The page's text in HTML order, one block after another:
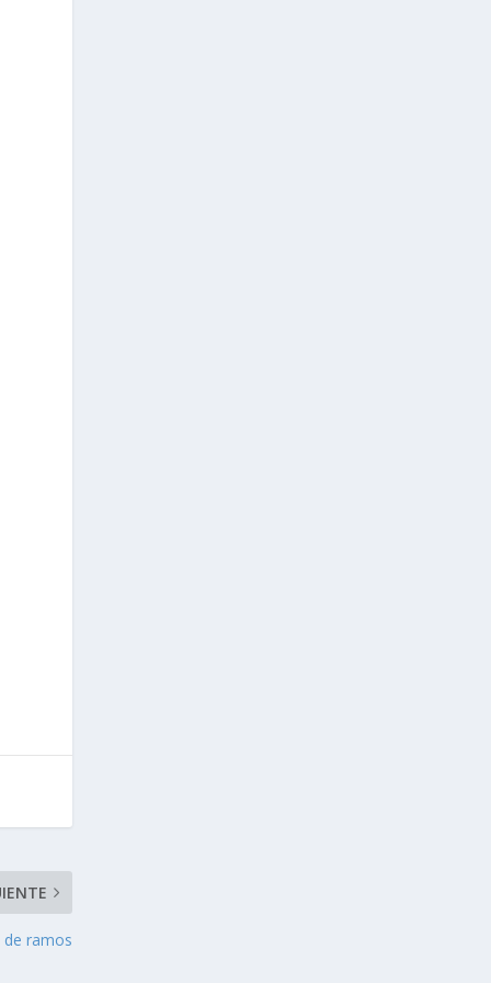
ramos